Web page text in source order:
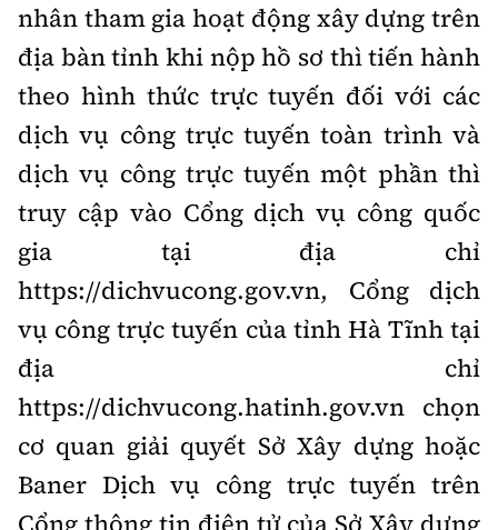
nhân tham gia hoạt động xây dựng trên
địa bàn tỉnh khi nộp hồ sơ thì tiến hành
theo hình thức trực tuyến đối với các
dịch vụ công trực tuyến toàn trình và
dịch vụ công trực tuyến một phần thì
truy cập vào Cổng dịch vụ công quốc
gia tại địa chỉ
https://dichvucong.gov.vn, Cổng dịch
vụ công trực tuyến của tỉnh Hà Tĩnh tại
địa chỉ
https://dichvucong.hatinh.gov.vn chọn
cơ quan giải quyết Sở Xây dựng hoặc
Baner Dịch vụ công trực tuyến trên
Cổng thông tin điện tử của Sở Xây dựng